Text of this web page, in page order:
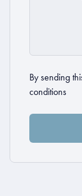
By sending
conditions